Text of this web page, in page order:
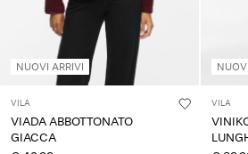
NUOVI ARRIVI
VILA
VIADA ABBOTTONATO
GIACCA
VILA